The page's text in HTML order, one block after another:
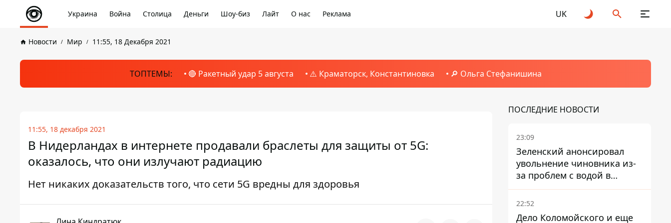
Украина Война Столица Деньги Шоу-биз Лайт О нас Реклама UK
Новости Мир 11:55, 18 Декабря 2021
ТОПТЕМЫ: 🔴 Ракетный удар 5 августа ⚠️ Краматорск, Константиновка 🔎 Ольга Стефанишина
11:55, 18 декабря 2021
В Нидерландах в интернете продавали браслеты для защиты от 5G:
оказалось, что они излучают радиацию
Нет никаких доказательств того, что сети 5G вредны для здоровья
ПОСЛЕДНИЕ НОВОСТИ
23:09
Зеленский анонсировал
увольнение чиновника из-
за проблем с водой в
Марганце
22:52
Дело Коломойского и еще